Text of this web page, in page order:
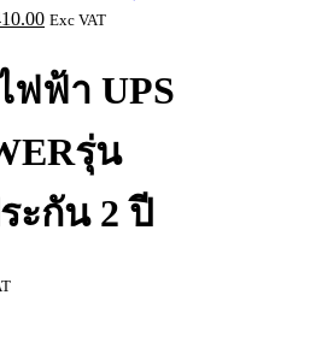
Current
price
฿3,410.00.
Exc VAT
ฟฟ้า UPS
รุ่น
ะกัน 2 ปี